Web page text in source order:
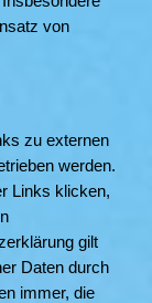
von
zu externen
werden.
Links klicken,
gilt
Daten durch
immer, die